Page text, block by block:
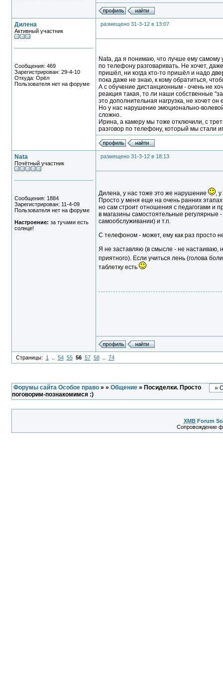
Дилена
Активный участник
Сообщения: 469
Зарегистрирован: 29-4-10
Откуда: Орёл
Пользователя нет на форуме
размещено 31-3-12 в 13:07
Nata, да я понимаю, что лучше ему самому
по телефону разговаривать. Не хочет,
пришёл, ни когда кто-то пришёл и надо
пока даже не знаю, к кому обратиться,
А с обучение дистанционным - очень не
реакция такая, то ли наши собственные
это дополнительная нагрузка, не хочет
Но у нас нарушение эмоционально-
сложно.
Ирина, а камеру мы тоже отключили, с
разговор по телефону, который мы стали
Nata
Почётный участник
Сообщения: 1884
Зарегистрирован: 11-4-09
Пользователя нет на форуме
Настроение: за тучами есть
солнце!
размещено 31-3-12 в 18:13
Дилена, у нас тоже это же нарушение
, у
Просто у меня еще на очень ранних
но сам строит отношения с педагогами и
в магазины самостоятельные регулярные
самообслуживании) и т.п.
С телефоном - может, ему как раз просто
Я не заставляю (в смысле - не настаиваю,
приятного). Если учиться лень (голова
таблетку есть
Страницы: 1 54 55 56 57 58.. 74
Форумы сайта Особое право» » Общение» Посиделки. Просто
поговорим-познакомимся :)
XMB Forum
Сопровождение